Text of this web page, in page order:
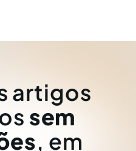
artigos
sem
, em